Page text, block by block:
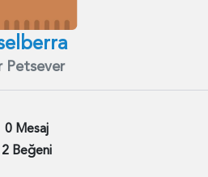
Petsever
0 Mesaj
2 Beğeni